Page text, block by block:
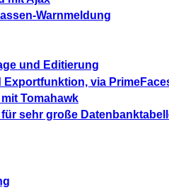
Warnmeldung
und Editierung
via
Tomahawk
sehr große